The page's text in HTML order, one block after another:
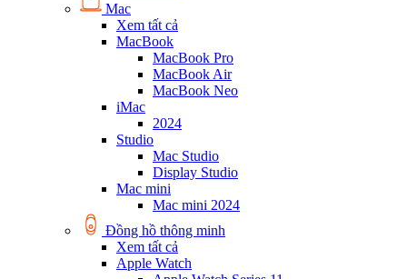
Mac
Xem tất cả
MacBook
MacBook Pro
MacBook Air
MacBook Neo
iMac
2024
Studio
Mac Studio
Display Studio
Mac mini
Mac mini 2024
Đồng hồ thông minh
Xem tất cả
Apple Watch